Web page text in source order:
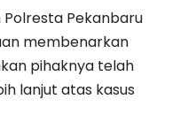
Pekanbaru
membenarkan
pihaknya telah
lanjut atas kasus